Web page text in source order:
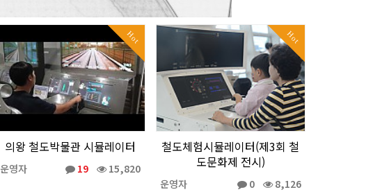
Hot
의왕 철도박물관 시뮬레이터
운영자 19 15,820
Hot
철도체험시뮬레이터(제3회 철
도문화제 전시)
운영자 0 8,126